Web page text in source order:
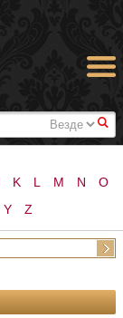
#
K L M N
O
Y Z